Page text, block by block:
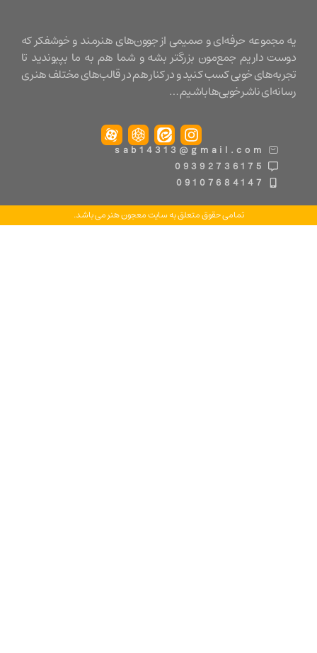
حرفه‌ای و صمیمی از جوون‌های هنرمند و خوشفکر که
داریم جمع‌مون بزرگتر بشه و شما هم به ما بپیوندید تا
خوبی کسب کنید و در کنار هم در قالب‌های مختلف هنری
ناشر خوبی‌ها باشیم …
sab14313@gmail.com
09392736175
09107684147
تمامی حقوق متعلق به سایت معجون هنر می باشد.